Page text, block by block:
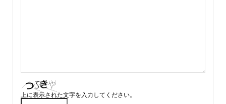
上に表示された文字を入力してください。